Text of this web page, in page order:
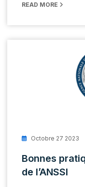
READ MORE
Octobre 27 2023
Bonnes
de l’ANSSI